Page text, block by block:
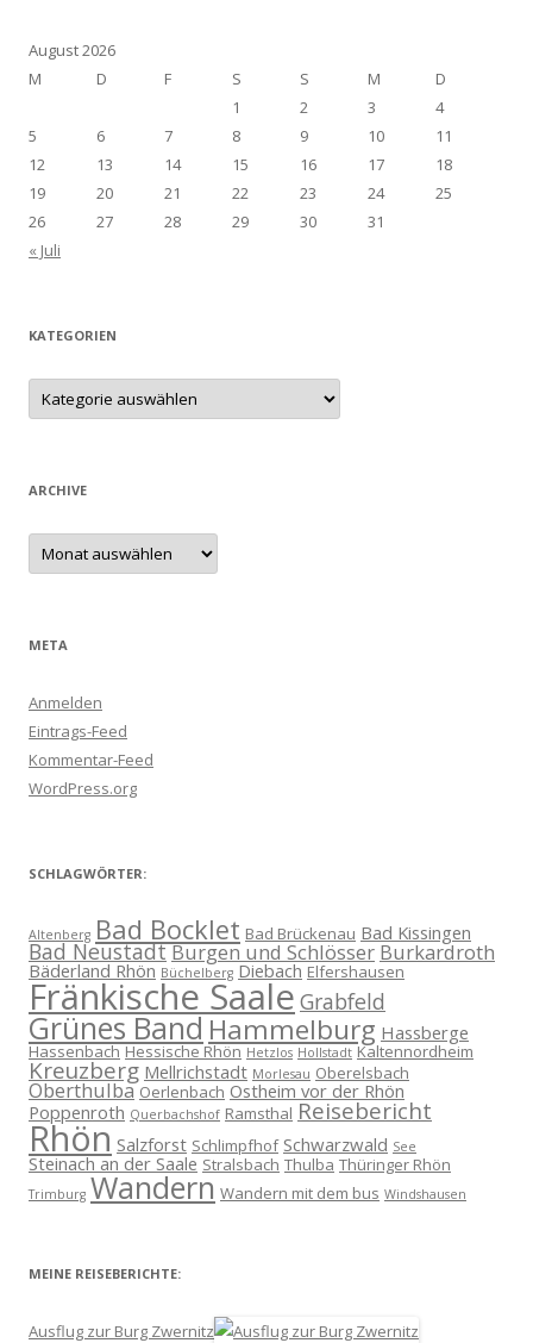
August 2026
M
D F S S M
D
1
2 3
4
5
6 7 8 9 10
11
12
13 14 15 16 17
18
19
20 21 22 23 24
25
26
27 28 29 30
31
« Juli
KATEGORIEN
Kategorien
ARCHIVE
Archive
META
Anmelden
Eintrags-Feed
Kommentar-Feed
WordPress.org
SCHLAGWÖRTER:
Altenberg Bad Bocklet Bad Brückenau Bad Kissingen
Bad NeustadtBurgen und Schlösser Burkardroth
Bäderland Rhön Büchelberg Diebach Elfershausen
Fränkische Saale Grabfeld
Grünes BandHammelburg Hassberge
Hassenbach Hessische Rhön Hetzlos Hollstadt Kaltennordheim
Kreuzberg Mellrichstadt Morlesau Oberelsbach
Oberthulba Oerlenbach Ostheim vor der Rhön
Poppenroth Querbachshof Ramsthal Reisebericht
Rhön Salzforst Schlimpfhof Schwarzwald See
Steinach an der Saale Stralsbach Thulba Thüringer Rhön
Trimburg Wandern Wandern mit dem bus Windshausen
MEINE REISEBERICHTE:
Ausflug zur Burg Zwernitz